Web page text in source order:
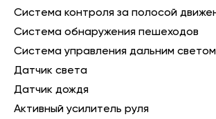
Система контроля за полосой
Система обнаружения пешеходов
Система управления дальним светом
Датчик света
Датчик дождя
Активный усилитель руля